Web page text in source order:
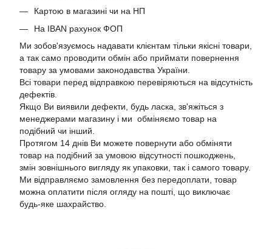
Картою в магазині чи на НП
На IBAN рахунок ФОП
Ми зобов'язуємось надавати клієнтам тільки якісні товари,
а так само проводити обмін або приймати повернення
товару за умовами законодавства України.
Всі товари перед відправкою перевіряються на відсутність
дефектів.
Якщо Ви виявили дефекти, будь ласка, зв'яжіться з
менеджерами магазину і ми обміняємо товар на
подібний чи інший.
Протягом 14 днів Ви можете повернути або обміняти
товар на подібний за умовою відсутності пошкоджень,
змін зовнішнього вигляду як упаковки, так і самого товару.
Ми відправляємо замовлення без передоплати, товар
можна оплатити після огляду на пошті, що виключає
будь-яке шахрайство.